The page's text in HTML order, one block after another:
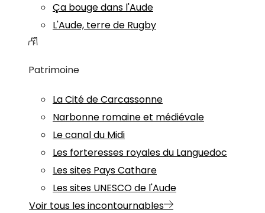
Ça bouge dans l'Aude
L'Aude, terre de Rugby
Patrimoine
La Cité de Carcassonne
Narbonne romaine et médiévale
Le canal du Midi
Les forteresses royales du Languedoc
Les sites Pays Cathare
Les sites UNESCO de l'Aude
Voir tous les incontournables